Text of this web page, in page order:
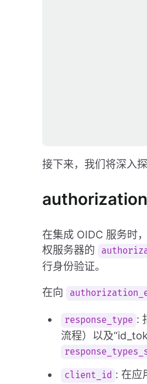
接下来，我们将深入
在集成 OIDC 服务时
权服务器的
行身份验证。
在向
response_type :
流程）以及
client_id : 在应